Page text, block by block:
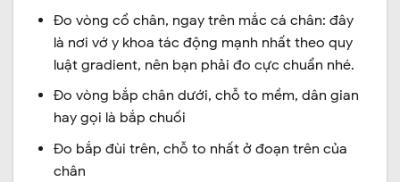
Đo vòng cổ chân, ngay trên mắc cá chân: đây
là nơi vớ y khoa tác động mạnh nhất theo quy
luật gradient, nên bạn phải đo cực chuẩn nhé.
Đo vòng bắp chân dưới, chỗ to mềm, dân gian
hay gọi là bắp chuối
Đo bắp đùi trên, chỗ to nhất ở đoạn trên của
chân